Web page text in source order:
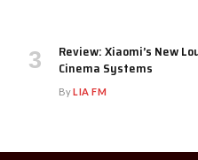
Review: Xiaomi’s New
Cinema Systems
ByLIA FM